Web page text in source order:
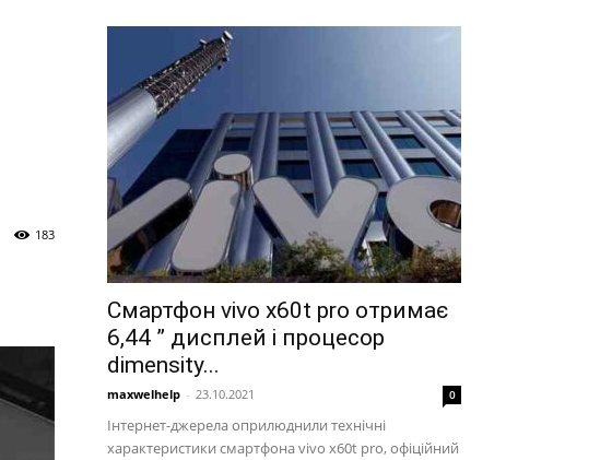
183
Смартфон vivo x60t pro отримає
6,44 ” дисплей і процесор
dimensity...
maxwelhelp - 23.10.2021 0
Інтернет-джерела оприлюднили технічні
характеристики смартфона vivo x60t pro, офіційний